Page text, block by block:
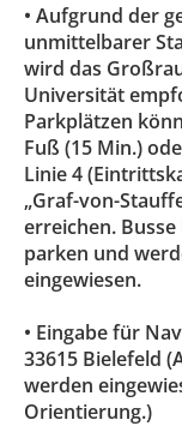
• Aufgrund der
unmittelbarer
wird das
Universität
Parkplätzen
Fuß (15 Min.)
Linie 4
„Graf-von-
erreichen.
parken und
eingewiesen.
• Eingabe für
33615 Bielefeld
werden
Orientierung.)